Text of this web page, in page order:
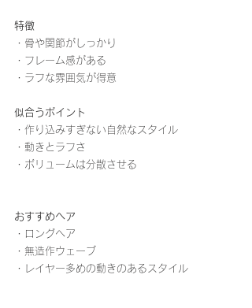
特徴
・骨や関節がしっかり
・フレーム感がある
・ラフな雰囲気が得意
似合うポイント
・作り込みすぎない自然なスタイル
・動きとラフさ
・ボリュームは分散させる
おすすめヘア
・ロングヘア
・無造作ウェーブ
・レイヤー多めの動きのあるスタイル